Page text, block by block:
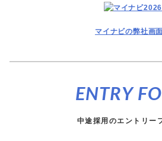
マイナビの弊社画
ENTRY
中途採用のエントリー